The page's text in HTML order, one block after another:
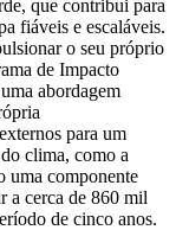
que contribui para
fiáveis e escaláveis.
o seu próprio
de Impacto
abordagem
para um
clima, como a
uma componente
a cerca de 860 mil
de cinco anos.